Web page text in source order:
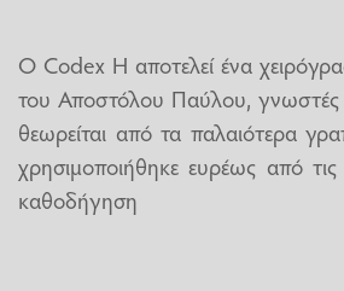
Ο Codex H αποτελεί ένα
του Αποστόλου Παύλου, γνωστές
θεωρείται από τα παλαιότερα
χρησιμοποιήθηκε ευρέως από τις
καθοδήγηση